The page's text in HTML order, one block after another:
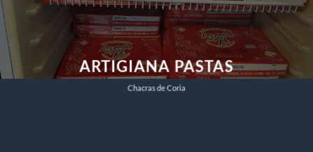
ARTIGIANA PASTAS
Chacras de Coria